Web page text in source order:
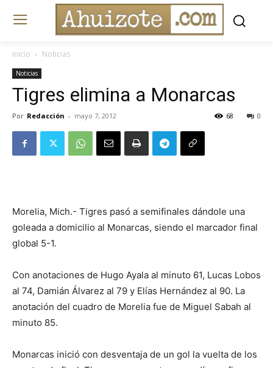
Inicio Noticias
Noticias
Tigres elimina a Monarcas
Por Redacción - mayo 7, 2012 0
68
Morelia, Mich.- Tigres pasó a semifinales dándole una
goleada a domicilio al Monarcas, siendo el marcador final
global 5-1.
Con anotaciones de Hugo Ayala al minuto 61, Lucas Lobos
al 74, Damián Álvarez al 79 y Elías Hernández al 90. La
anotación del cuadro de Morelia fue de Miguel Sabah al
minuto 85.
Monarcas inició con desventaja de un gol la vuelta de los